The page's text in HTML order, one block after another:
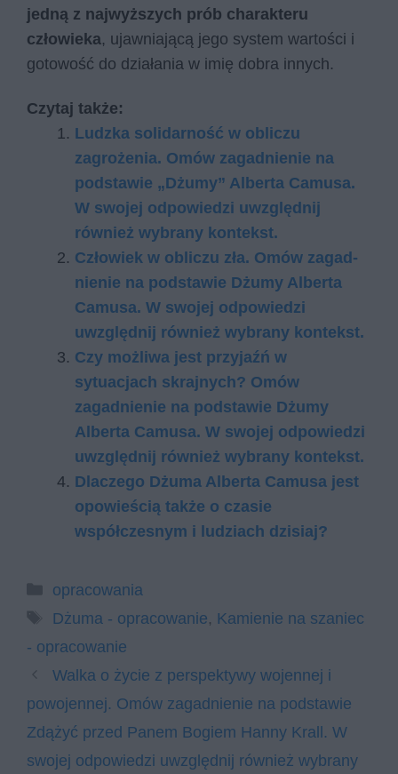
jedną z najwyższych prób charakteru
człowieka, ujawniającą jego system wartości i
gotowość do działania w imię dobra innych.
Czytaj także:
Ludzka solidarność w obliczu
zagrożenia. Omów zagadnienie na
podstawie „Dżumy” Alberta Camusa.
W swojej odpowiedzi uwzględnij
również wybrany kontekst.
Czło­wiek w ob­li­czu zła. Omów za­gad­
nie­nie na pod­sta­wie Dżu­my Al­ber­ta
Ca­mu­sa. W swo­jej od­po­wie­dzi
uwzględ­nij rów­nież wy­bra­ny kon­tekst.
Czy możliwa jest przyjaźń w
sytuacjach skrajnych? Omów
zagadnienie na podstawie Dżumy
Alberta Camusa. W swojej odpowiedzi
uwzględnij również wybrany kontekst.
Dlaczego Dżuma Alberta Camusa jest
opowieścią także o czasie
współczesnym i ludziach dzisiaj?
Kategorie
opracowania
Tagi
Dżuma - opracowanie, Kamienie na szaniec
- opracowanie
Walka o życie z perspektywy wojennej i
powojennej. Omów zagadnienie na podstawie
Zdążyć przed Panem Bogiem Hanny Krall. W
swojej odpowiedzi uwzględnij również wybrany